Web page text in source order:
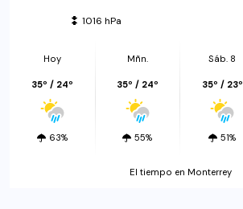
1016 hPa
Hoy
35º / 24º
63%
Mñn.
35º / 24º
55%
Sáb. 8
35º / 23º
51%
El tiempo en Monterrey